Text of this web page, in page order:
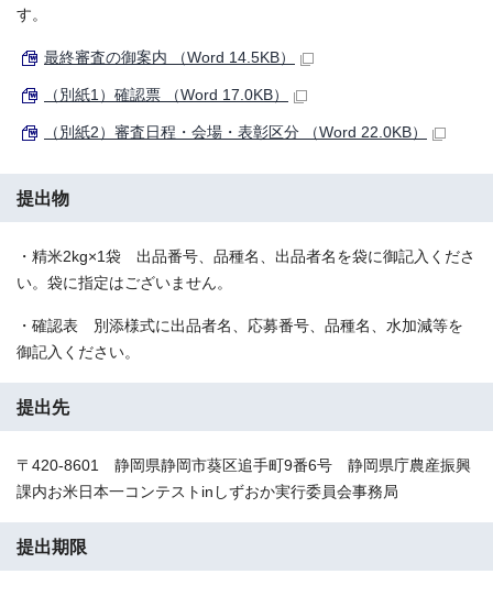
す。
最終審査の御案内 （Word 14.5KB）
（別紙1）確認票 （Word 17.0KB）
（別紙2）審査日程・会場・表彰区分 （Word 22.0KB）
提出物
・精米2kg×1袋 出品番号、品種名、出品者名を袋に御記入くださ
い。袋に指定はございません。
・確認表 別添様式に出品者名、応募番号、品種名、水加減等を
御記入ください。
提出先
〒420-8601 静岡県静岡市葵区追手町9番6号 静岡県庁農産振興
課内お米日本一コンテストinしずおか実行委員会事務局
提出期限